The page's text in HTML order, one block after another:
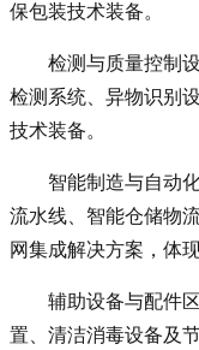
保包装技术装备。
检测与质量控制
检测系统、异物识别
技术装备。
智能制造与自动
流水线、智能仓储物
网集成解决方案，体
辅助设备与配件
置、清洁消毒设备及